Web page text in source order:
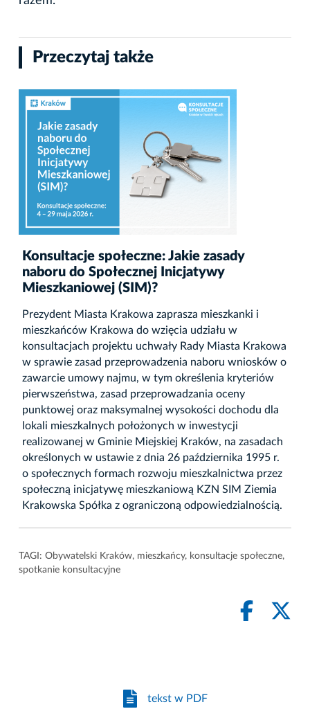
Przeczytaj także
Konsultacje społeczne: Jakie zasady
naboru do Społecznej Inicjatywy
Mieszkaniowej (SIM)?
Prezydent Miasta Krakowa zaprasza mieszkanki i
mieszkańców Krakowa do wzięcia udziału w
konsultacjach projektu uchwały Rady Miasta Krakowa
w sprawie zasad przeprowadzenia naboru wniosków o
zawarcie umowy najmu, w tym określenia kryteriów
pierwszeństwa, zasad przeprowadzania oceny
punktowej oraz maksymalnej wysokości dochodu dla
lokali mieszkalnych położonych w inwestycji
realizowanej w Gminie Miejskiej Kraków, na zasadach
określonych w ustawie z dnia 26 października 1995 r.
o społecznych formach rozwoju mieszkalnictwa przez
społeczną inicjatywę mieszkaniową KZN SIM Ziemia
Krakowska Spółka z ograniczoną odpowiedzialnością.
TAGI: Obywatelski Kraków, mieszkańcy, konsultacje społeczne,
spotkanie konsultacyjne
tekst w PDF